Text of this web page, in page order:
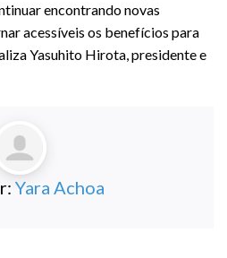
encontrando novas
acessíveis os benefícios para
Yasuhito Hirota, presidente e
Yara Achoa